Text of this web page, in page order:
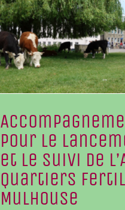
pour le
et le suivi de
Quartiers
Mulhouse